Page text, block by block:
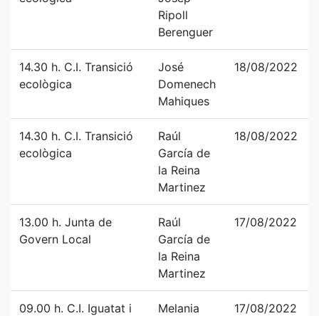
Ripoll
Berenguer
14.30 h. C.I. Transició
ecològica
José
Domenech
Mahiques
18/08/2022
14.30 h. C.I. Transició
ecològica
Raúl
García de
la Reina
Martinez
18/08/2022
13.00 h. Junta de
Govern Local
Raúl
García de
la Reina
Martinez
17/08/2022
09.00 h. C.I. Iguatat i
Melania
17/08/2022